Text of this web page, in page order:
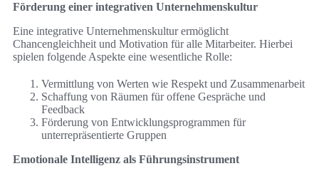
Förderung einer integrativen Unternehmenskultur
Eine integrative Unternehmenskultur ermöglicht
Chancengleichheit und Motivation für alle Mitarbeiter. Hierbei
spielen folgende Aspekte eine wesentliche Rolle:
Vermittlung von Werten wie Respekt und Zusammenarbeit
Schaffung von Räumen für offene Gespräche und
Feedback
Förderung von Entwicklungsprogrammen für
unterrepräsentierte Gruppen
Emotionale Intelligenz als Führungsinstrument